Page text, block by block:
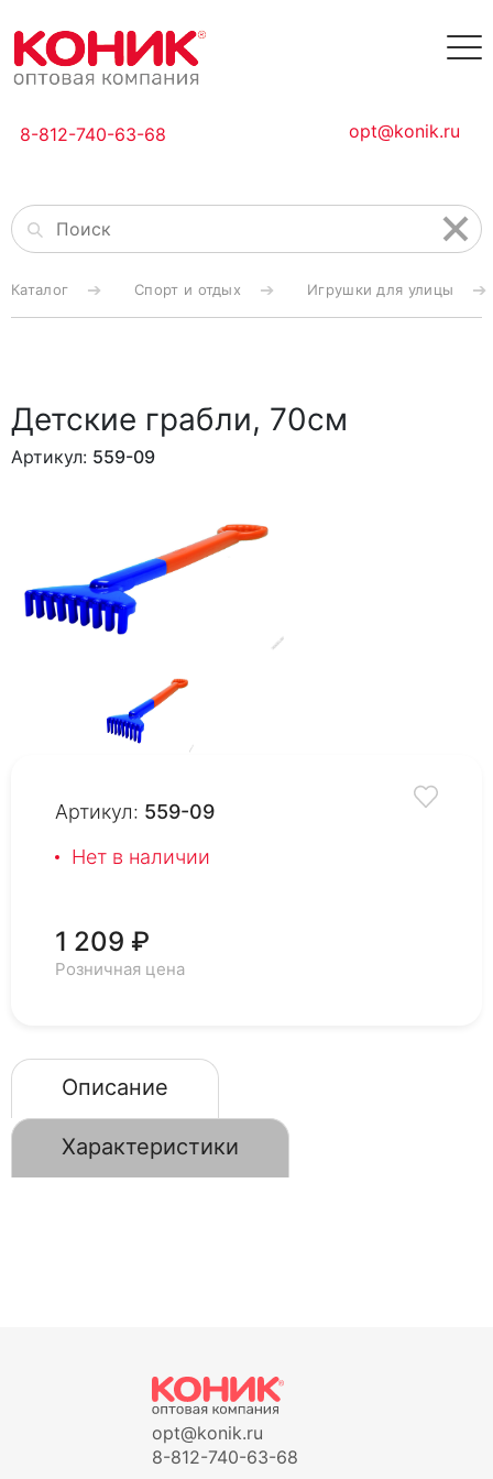
8-812-740-63-68 opt@konik.ru
Каталог Спорт и отдых Игрушки для улицы
Детские грабли, 70см
Артикул: 559-09
Артикул: 559-09
Нет в наличии
1 209 ₽
Розничная цена
Описание
Характеристики
opt@konik.ru
8-812-740-63-68